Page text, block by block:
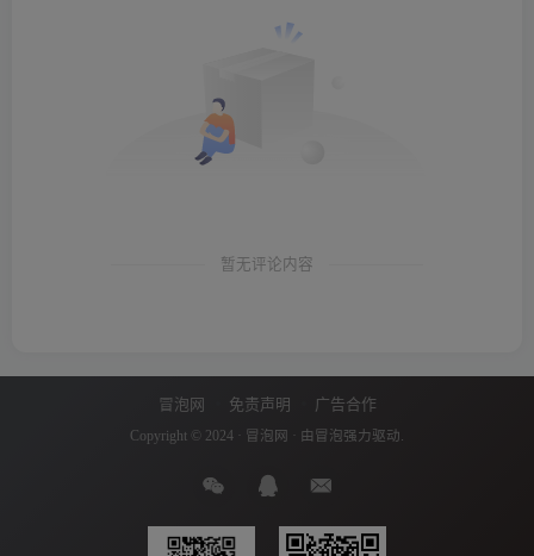
暂无评论内容
冒泡网 免责声明 广告合作
Copyright © 2024 · 冒泡网 · 由 冒泡 强力驱动.